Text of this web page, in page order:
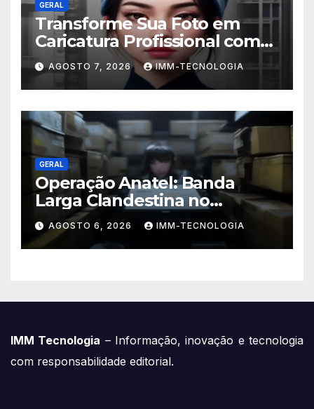
GERAL
Transforme Sua Foto em
Caricatura Profissional com
ChatGPT: A Nova Trend
Digital Explicada
AGOSTO 7, 2026 IMM-TECNOLOGIA
GERAL
Operação Anatel: Banda
Larga Clandestina no
Sudeste Sofre Grande Golpe
com Apreensão de R$ 24 Mil
em Equipamentos
AGOSTO 6, 2026 IMM-TECNOLOGIA
IMM Tecnologia – Informação, inovação e tecnologia
com responsabilidade editorial.